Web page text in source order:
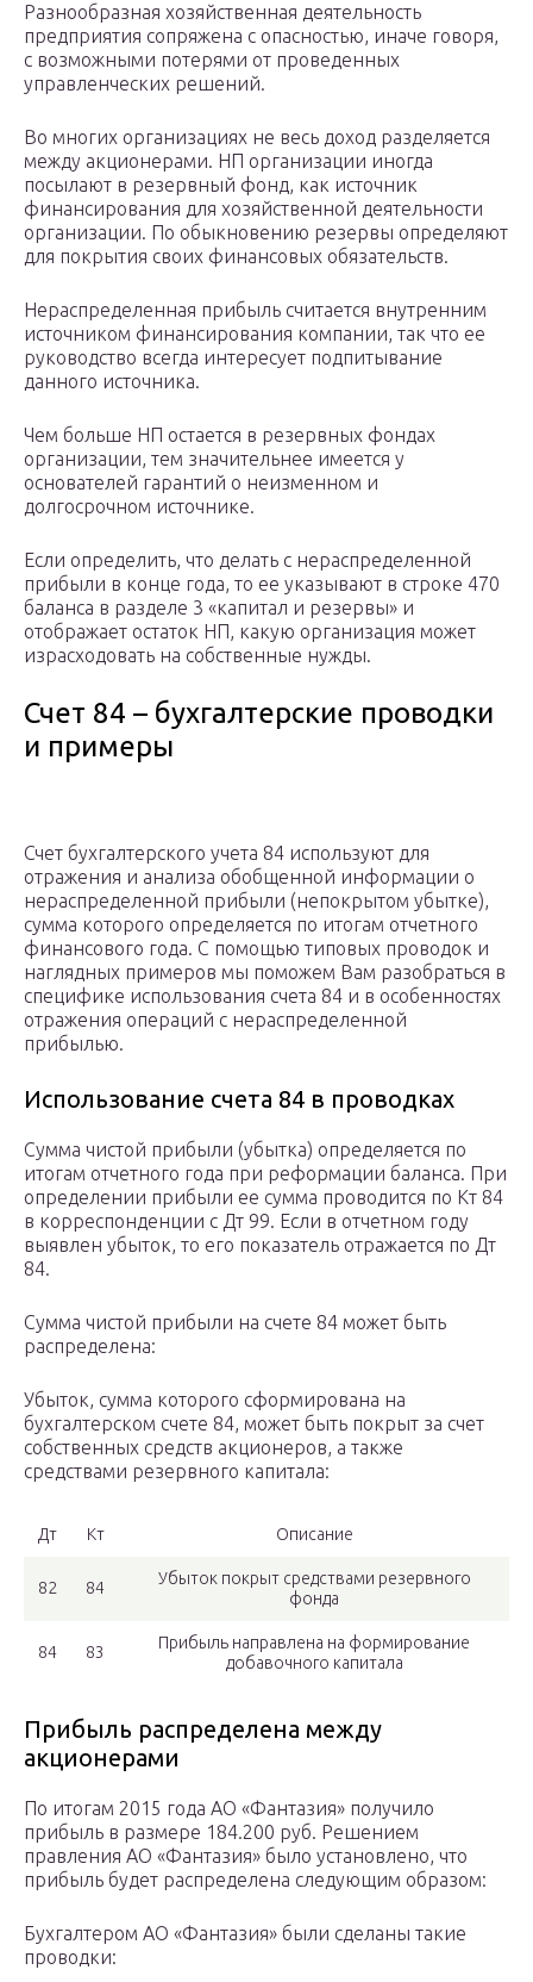
Разнообразная хозяйственная деятельность
предприятия сопряжена с опасностью, иначе говоря,
с возможными потерями от проведенных
управленческих решений.
Во многих организациях не весь доход разделяется
между акционерами. НП организации иногда
посылают в резервный фонд, как источник
финансирования для хозяйственной деятельности
организации. По обыкновению резервы определяют
для покрытия своих финансовых обязательств.
Нераспределенная прибыль считается внутренним
источником финансирования компании, так что ее
руководство всегда интересует подпитывание
данного источника.
Чем больше НП остается в резервных фондах
организации, тем значительнее имеется у
основателей гарантий о неизменном и
долгосрочном источнике.
Если определить, что делать с нераспределенной
прибыли в конце года, то ее указывают в строке 470
баланса в разделе 3 «капитал и резервы» и
отображает остаток НП, какую организация может
израсходовать на собственные нужды.
Счет 84 – бухгалтерские проводки
и примеры
Счет бухгалтерского учета 84 используют для
отражения и анализа обобщенной информации о
нераспределенной прибыли (непокрытом убытке),
сумма которого определяется по итогам отчетного
финансового года. С помощью типовых проводок и
наглядных примеров мы поможем Вам разобраться в
специфике использования счета 84 и в особенностях
отражения операций с нераспределенной
прибылью.
Использование счета 84 в проводках
Сумма чистой прибыли (убытка) определяется по
итогам отчетного года при реформации баланса. При
определении прибыли ее сумма проводится по Кт 84
в корреспонденции с Дт 99. Если в отчетном году
выявлен убыток, то его показатель отражается по Дт
84.
Сумма чистой прибыли на счете 84 может быть
распределена:
Убыток, сумма которого сформирована на
бухгалтерском счете 84, может быть покрыт за счет
собственных средств акционеров, а также
средствами резервного капитала:
Дт Кт Описание
82 84
Убыток покрыт средствами резервного
фонда
84 83
Прибыль направлена на формирование
добавочного капитала
Прибыль распределена между
акционерами
По итогам 2015 года АО «Фантазия» получило
прибыль в размере 184.200 руб. Решением
правления АО «Фантазия» было установлено, что
прибыль будет распределена следующим образом:
Бухгалтером АО «Фантазия» были сделаны такие
проводки: